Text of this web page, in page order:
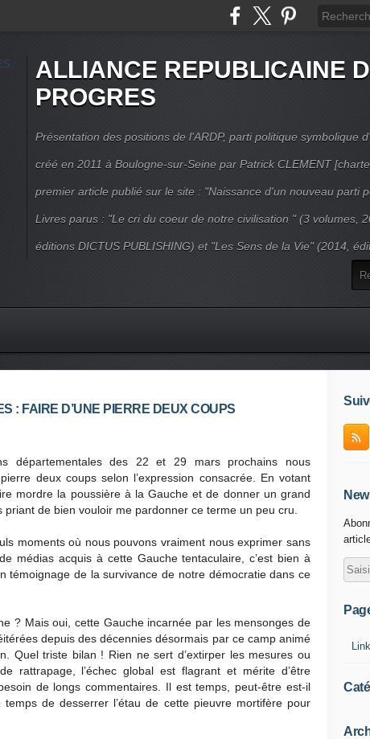
ALLIANCE REPUBLICAINE
PROGRES
Présentation des positions de l'ARDP, parti politique symbolique
créé en 2011 à Boulogne-sur-Seine par Patrick CLEMENT
premier article publié sur le site : "Naissance d'un nouveau parti
Livres parus : "Le cri du coeur de notre civilisation " (3 volumes,
éditions DICTUS PUBLISHING) et "Les Sens de la Vie" (2014,
: FAIRE D’UNE PIERRE DEUX COUPS
départementales des 22 et 29 mars prochains nous
deux coups selon l’expression consacrée. En votant
mordre la poussière à la Gauche et de donner un grand
de bien vouloir me pardonner ce terme un peu cru.
moments où nous pouvons vraiment nous exprimer sans
médias acquis à cette Gauche tentaculaire, c’est bien à
témoignage de la survivance de notre démocratie dans ce
? Mais oui, cette Gauche incarnée par les mensonges de
depuis des décennies désormais par ce camp animé
Quel triste bilan ! Rien ne sert d’extirper les mesures ou
rattrapage, l’échec global est flagrant et mérite d’être
de longs commentaires. Il est temps, peut-être est-il
temps de desserrer l’étau de cette pieuvre mortifère pour